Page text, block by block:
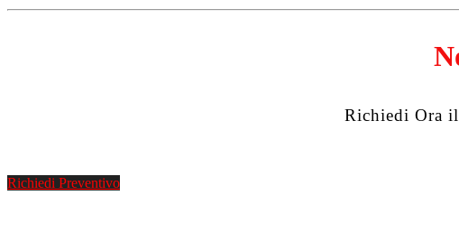
Richiedi Ora
Richiedi Preventivo